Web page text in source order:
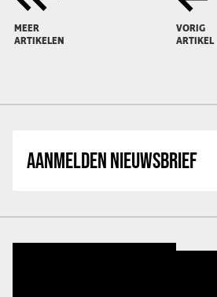
MEER
ARTIKELEN
VORIG
ARTIKEL
AANMELDEN NIEUWSBRIEF